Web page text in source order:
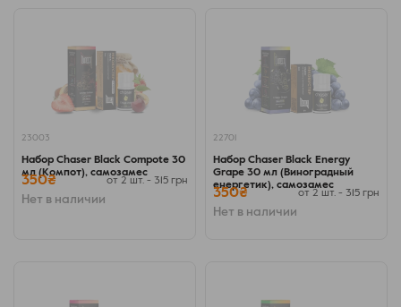
23003
Набор Chaser Black Compote 30
мл (Компот), самозамес
350₴ от 2 шт. - 315 грн
Нет в наличии
22701
Набор Chaser Black Energy
Grape 30 мл (Виноградный
енергетик), самозамес
350₴ от 2 шт. - 315 грн
Нет в наличии